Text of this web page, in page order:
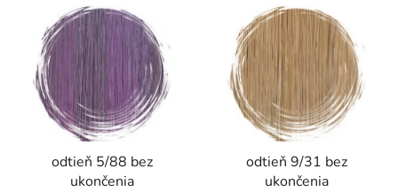
odtieň 5/88 bez
ukončenia
odtieň 9/31 bez
ukončenia